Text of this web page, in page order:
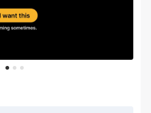
1 2 3